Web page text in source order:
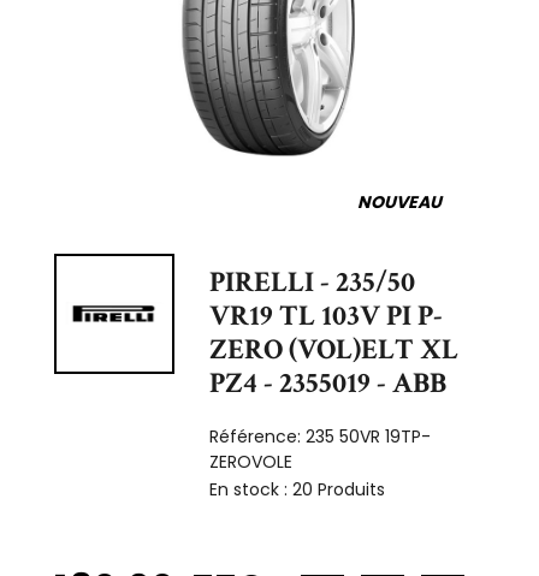
NOUVEAU
PIRELLI - 235/50
VR19 TL 103V PI P-
ZERO (VOL)ELT XL
PZ4 - 2355019 - ABB
Référence:235 50VR 19TP-
ZEROVOLE
En stock :20 Produits